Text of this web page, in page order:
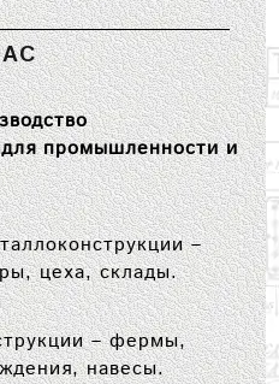
промышленности и
–
цеха, склады.
– фермы,
навесы.